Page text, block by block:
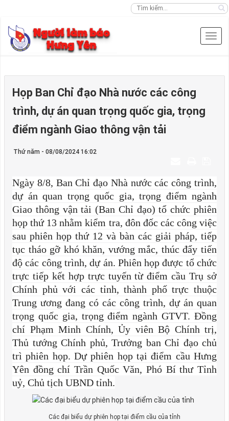
Họp Ban Chỉ đạo Nhà nước các công
trình, dự án quan trọng quốc gia, trọng
điểm ngành Giao thông vận tải
Thứ năm - 08/08/2024 16:02
Ngày 8/8, Ban Chỉ đạo Nhà nước các công trình,
dự án quan trọng quốc gia, trọng điểm ngành
Giao thông vận tải (Ban Chỉ đạo) tổ chức phiên
họp thứ 13 nhằm kiểm tra, đôn đốc các công việc
sau phiên họp thứ 12 và bàn các giải pháp, tiếp
tục tháo gỡ khó khăn, vướng mắc, thúc đẩy tiến
độ các công trình, dự án. Phiên họp được tổ chức
trực tiếp kết hợp trực tuyến từ điểm cầu Trụ sở
Chính phủ với các tỉnh, thành phố trực thuộc
Trung ương đang có các công trình, dự án quan
trọng quốc gia, trọng điểm ngành GTVT. Đồng
chí Phạm Minh Chính, Ủy viên Bộ Chính trị,
Thủ tướng Chính phủ, Trưởng ban Chỉ đạo chủ
trì phiên họp. Dự phiên họp tại điểm cầu Hưng
Yên đồng chí Trần Quốc Văn, Phó Bí thư Tỉnh
uỷ, Chủ tịch UBND tỉnh.
Các đại biểu dự phiên họp tại điểm cầu của tỉnh